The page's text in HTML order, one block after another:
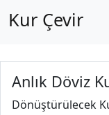
Kur Çevir
Anlık Döviz
Dönüştürülecek